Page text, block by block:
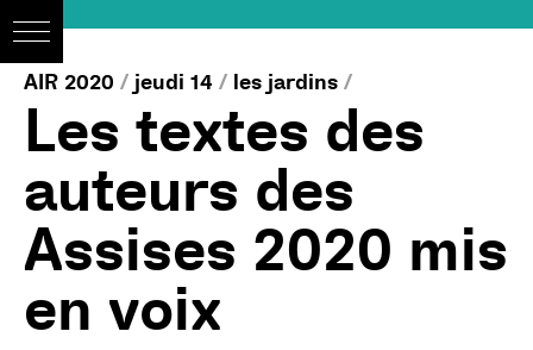
AIR 2020 / jeudi 14 / les jardins /
Les textes des
auteurs des
Assises 2020 mis
en voix